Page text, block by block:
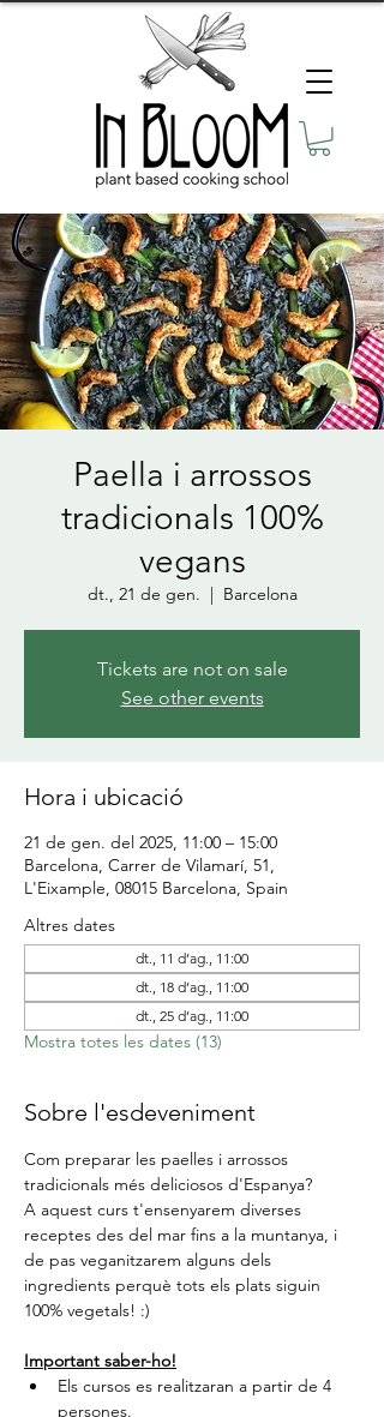
Paella i arrossos
tradicionals 100%
vegans
dt., 21 de gen.
  |
Barcelona
Tickets are not on sale
See other events
Hora i ubicació
21 de gen. del 2025, 11:00 – 15:00
Barcelona, Carrer de Vilamarí, 51,
L'Eixample, 08015 Barcelona, Spain
Altres dates
dt., 11 d’ag., 11:00
dt., 18 d’ag., 11:00
dt., 25 d’ag., 11:00
Mostra totes les dates (13)
Sobre l'esdeveniment
Com preparar les paelles i arrossos
tradicionals més deliciosos d'Espanya?
A aquest curs t'ensenyarem diverses
receptes des del mar fins a la muntanya, i
de pas veganitzarem alguns dels
ingredients perquè tots els plats siguin
100% vegetals! :)
Important saber-ho!
Els cursos es realitzaran a partir de 4
persones.